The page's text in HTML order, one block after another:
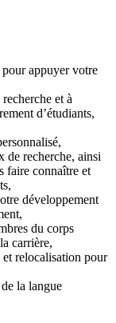
pour appuyer votre
et à
d’étudiants,
de recherche, ainsi
faire connaître et
développement
du corps
carrière,
relocalisation pour
la langue